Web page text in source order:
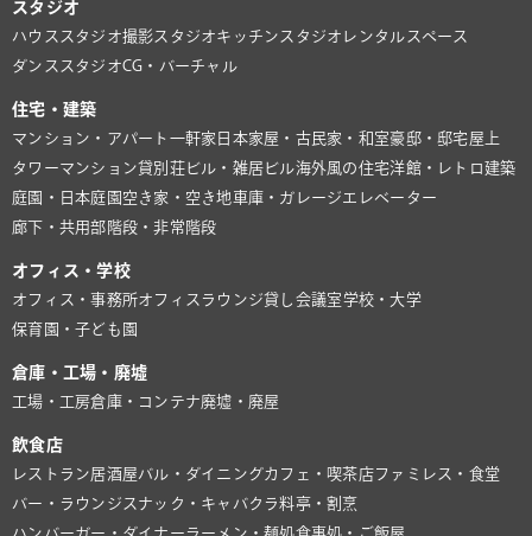
スタジオ
ハウススタジオ撮影スタジオキッチンスタジオ レンタルスペース
ダンススタジオCG・バーチャル
住宅・建築
マンション・アパート 一軒家 日本家屋・古民家・和室豪邸・邸宅屋上
タワーマンション貸別荘ビル・雑居ビル海外風の住宅洋館・レトロ建築
庭園・日本庭園 空き家・空き地 車庫・ガレージ エレベーター
廊下・共用部 階段・非常階段
オフィス・学校
オフィス・事務所オフィスラウンジ貸し会議室学校・大学
保育園・子ども園
倉庫・工場・廃墟
工場・工房倉庫・コンテナ廃墟・廃屋
飲食店
レストラン居酒屋バル・ダイニングカフェ・喫茶店ファミレス・食堂
バー・ラウンジ スナック・キャバクラ料亭・割烹